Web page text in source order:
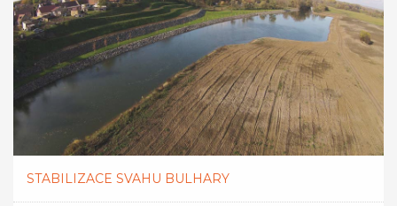
STABILIZACE SVAHU BULHARY